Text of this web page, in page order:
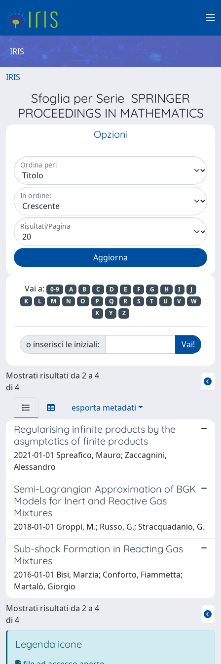
IRIS
IRIS
Sfoglia per Serie SPRINGER
PROCEEDINGS IN MATHEMATICS
Opzioni
Ordina per:
In ordine:
Risultati/Pagina
Vai a: 0-9 A B C D E F G H I
J
K
L M N O P Q R S T U V
W
X
Y Z
o inserisci le iniziali:
Mostrati risultati da 2 a 4
di 4
esporta metadati
Regularising infinite products by the
asymptotics of finite products
2021-01-01 Spreafico, Mauro; Zaccagnini,
Alessandro
Semi-Lagrangian Approximation of BGK
Models for Inert and Reactive Gas
Mixtures
2018-01-01 Groppi, M.; Russo, G.; Stracquadanio, G.
Sub-shock Formation in Reacting Gas
Mixtures
2016-01-01 Bisi, Marzia; Conforto, Fiammetta;
Martalò, Giorgio
Mostrati risultati da 2 a 4
di 4
Legenda icone